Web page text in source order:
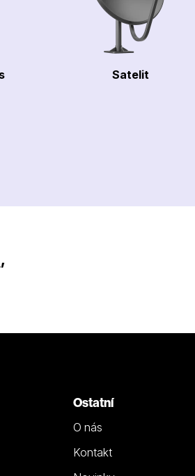
Satelit
,
Ostatní
O nás
Kontakt